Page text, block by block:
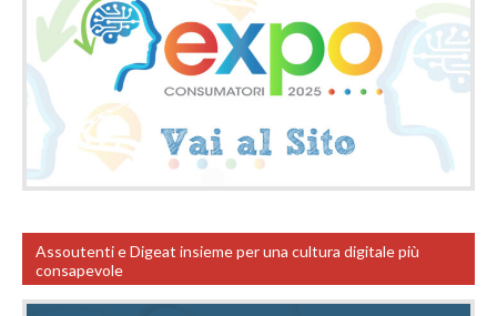
Assoutenti e Digeat insieme per una cultura digitale più
consapevole